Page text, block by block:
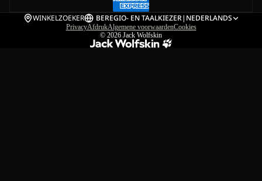
WINKELZOEKER BEREGIO- EN TAALKIEZER| NEDERLANDS
PrivacyAfdrukAlgemene voorwaardenCookies
© 2026 Jack Wolfskin